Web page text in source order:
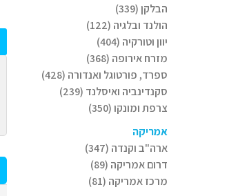
הבלקן (339)
הולנד ובלגיה (122)
יוון וטורקיה (404)
מזרח אירופה (368)
ספרד, פורטוגל ואנדורה (428)
סקנדינביה ואיסלנד (239)
צרפת ומונקו (350)
אמריקה
ארה"ב וקנדה (347)
דרום אמריקה (89)
מרכז אמריקה (81)